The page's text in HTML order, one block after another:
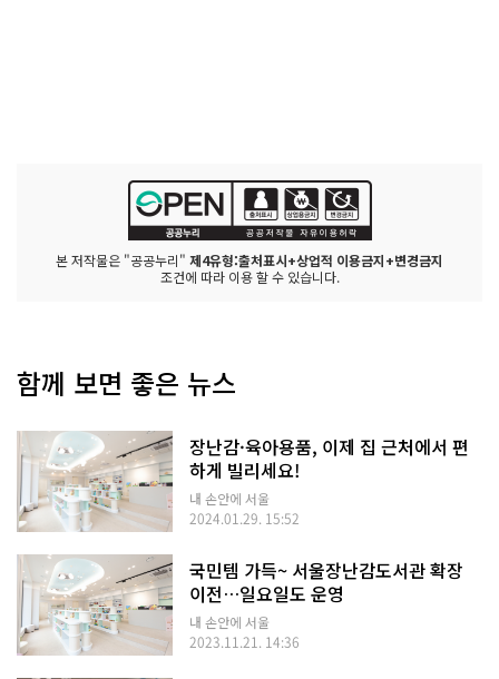
본 저작물은 "공공누리" 제4유형:출처표시+상업적 이용금지+변경금지
조건에 따라 이용 할 수 있습니다.
함께 보면 좋은 뉴스
장난감·육아용품, 이제 집 근처에서 편
하게 빌리세요!
내 손안에 서울
2024.01.29. 15:52
국민템 가득~ 서울장난감도서관 확장
이전…일요일도 운영
내 손안에 서울
2023.11.21. 14:36